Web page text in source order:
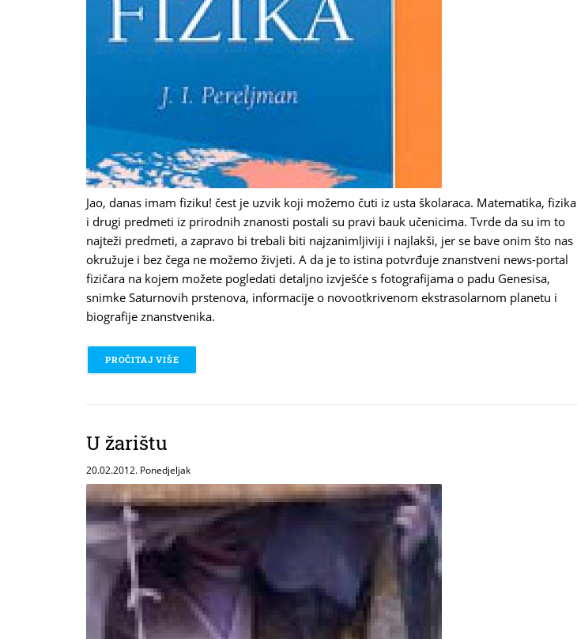
Jao, danas imam fiziku! čest je uzvik koji možemo čuti iz usta školaraca. Matematika, fizika
i drugi predmeti iz prirodnih znanosti postali su pravi bauk učenicima. Tvrde da su im to
najteži predmeti, a zapravo bi trebali biti najzanimljiviji i najlakši, jer se bave onim što nas
okružuje i bez čega ne možemo živjeti. A da je to istina potvrđuje znanstveni news-portal
fizičara na kojem možete pogledati detaljno izvješće s fotografijama o padu Genesisa,
snimke Saturnovih prstenova, informacije o novootkrivenom ekstrasolarnom planetu i
biografije znanstvenika.
PROČITAJ VIŠE
U žarištu
20.02.2012. Ponedjeljak